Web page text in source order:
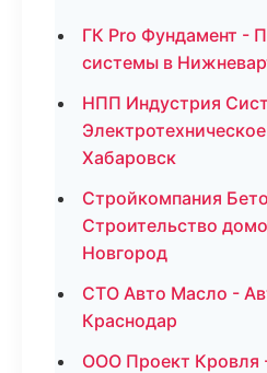
ГК Pro Фундамент -
системы в
НПП Индустрия
Хабаровск
Стройкомпания
Строительство
Новгород
СТО Авто Масло -
Краснодар
ООО Проект Кровля